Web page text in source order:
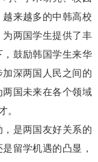
来越多的中韩高校
两国学生提供了丰
鼓励韩国学生来华
深两国人民之间的
国未来在各个领域
。
是两国友好关系的
留学机遇的凸显，